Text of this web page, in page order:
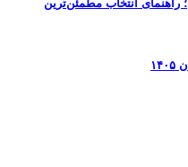
راهنمای انتخاب مطمئن‌ترین